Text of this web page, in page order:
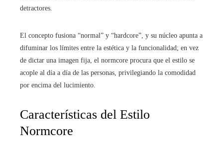
detractores.
El concepto fusiona “normal” y “hardcore”, y su núcleo apunta a
difuminar los límites entre la estética y la funcionalidad; en vez
de dictar una imagen fija, el normcore procura que el estilo se
acople al día a día de las personas, privilegiando la comodidad
por encima del lucimiento.
Características del Estilo
Normcore